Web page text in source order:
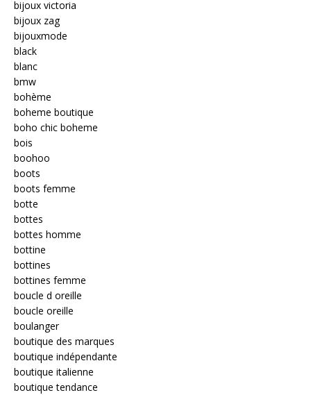
bijoux victoria
bijoux zag
bijouxmode
black
blanc
bmw
bohème
boheme boutique
boho chic boheme
bois
boohoo
boots
boots femme
botte
bottes
bottes homme
bottine
bottines
bottines femme
boucle d oreille
boucle oreille
boulanger
boutique des marques
boutique indépendante
boutique italienne
boutique tendance